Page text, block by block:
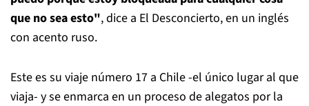
que no sea esto", dice a El Desconcierto, en un inglés
con acento ruso.
Este es su viaje número 17 a Chile -el único lugar al que
viaja- y se enmarca en un proceso de alegatos por la